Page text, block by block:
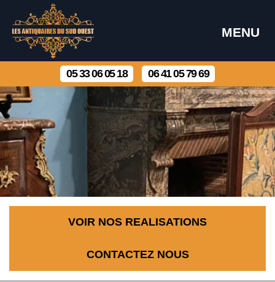
MENU
05 33 06 05 18 06 41 05 79 69
VOIR NOS REALISATIONS
CONTACTEZ NOUS